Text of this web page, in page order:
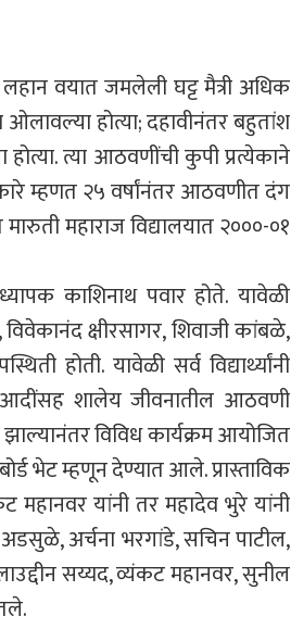
वयात जमलेली घट्ट मैत्री अधिक
ओलावल्या होत्या; दहावीनंतर बहुतांश
त्या आठवणींची कुपी प्रत्येकाने
म्हणत २५ वर्षांनंतर आठवणीत दंग
महाराज विद्यालयात २०००-०१
काशिनाथ पवार होते. यावेळी
क्षीरसागर, शिवाजी कांबळे,
होती. यावेळी सर्व विद्यार्थ्यांनी
शालेय जीवनातील आठवणी
विविध कार्यक्रम आयोजित
भेट म्हणून देण्यात आले. प्रास्ताविक
यांनी तर महादेव भुरे यांनी
अर्चना भरगांडे, सचिन पाटील,
सय्यद, व्यंकट महानवर, सुनील